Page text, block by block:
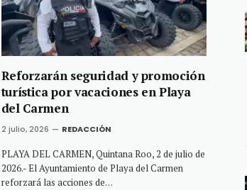
Reforzarán seguridad y promoción
turística por vacaciones en Playa
del Carmen
2 julio, 2026 REDACCIÓN
PLAYA DEL CARMEN, Quintana Roo, 2 de julio de
2026.- El Ayuntamiento de Playa del Carmen
reforzará las acciones de…